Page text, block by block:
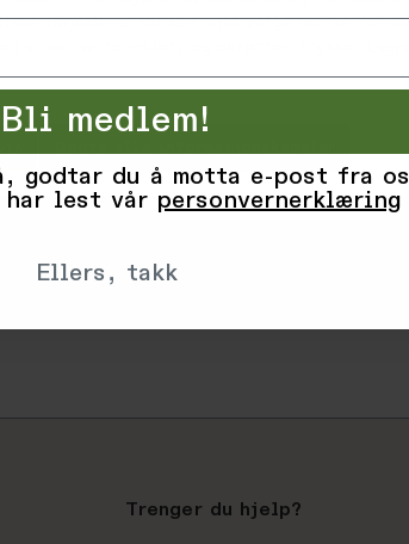
Vurderinger
Trenger du hjelp?
formålene. Du kan også velge hvilke formål
siden av formålet, og deretter trykke
Bli medlem!
godtar du å motta e-post fra
lest vår personvernerklæring
Ellers, takk